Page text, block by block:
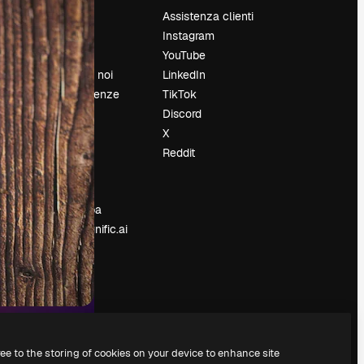
Prezzi
Chi siamo
Recensioni
Lavora con noi
Cerca tendenze
Blog
Eventi
Slidesgo
Vendi i tuoi
contenuti
Sala stampa
Cerchi magnific.ai
Assistenza clienti
Instagram
YouTube
LinkedIn
TikTok
Discord
X
Reddit
to the storing of cookies on your device to enhance site